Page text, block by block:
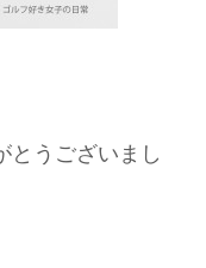
とうございまし